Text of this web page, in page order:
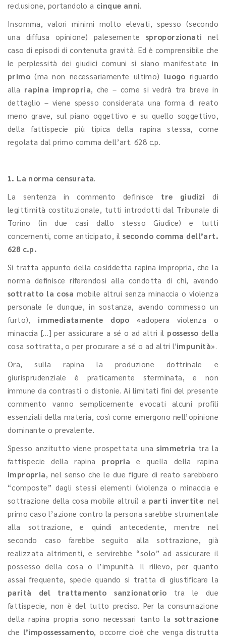
reclusione, portandolo a cinque anni.
Insomma, valori minimi molto elevati, spesso (secondo
una diffusa opinione) palesemente sproporzionati nel
caso di episodi di contenuta gravità. Ed è comprensibile che
le perplessità dei giudici comuni si siano manifestate in
primo(ma non necessariamente ultimo) luogo riguardo
alla rapina impropria, che – come si vedrà tra breve in
dettaglio – viene spesso considerata una forma di reato
meno grave, sul piano oggettivo e su quello soggettivo,
della fattispecie più tipica della rapina stessa, come
regolata dal primo comma dell’art. 628 c.p.
1. La norma censurata.
La sentenza in commento definisce tre giudizidi
legittimità costituzionale, tutti introdotti dal Tribunale di
Torino (in due casi dallo stesso Giudice) e tutti
concernenti, come anticipato, ilsecondo comma dell’art.
628 c.p.
Si tratta appunto della cosiddetta rapina impropria, che la
norma definisce riferendosi alla condotta di chi, avendo
sottratto la cosa mobile altrui senza minaccia o violenza
personale (e dunque, in sostanza, avendo commesso un
furto), immediatamente dopo «adopera violenza o
minaccia […] per assicurare a sé o ad altri il possesso della
cosa sottratta, o per procurare a sé o ad altri l'impunità».
Ora, sulla rapina la produzione dottrinale e
giurisprudenziale è praticamente sterminata, e non
immune da contrasti o distonie. Ai limitati fini del presente
commento vanno semplicemente evocati alcuni profili
essenziali della materia, così come emergono nell’opinione
dominante o prevalente.
Spesso anzitutto viene prospettata unasimmetria tra la
fattispecie della rapina propria e quella della rapina
impropria, nel senso che le due figure di reato sarebbero
“composte” dagli stessi elementi (violenza o minaccia e
sottrazione della cosa mobile altrui) a parti invertite: nel
primo caso l’azione contro la persona sarebbe strumentale
alla sottrazione, e quindi antecedente, mentre nel
secondo caso farebbe seguito alla sottrazione, già
realizzata altrimenti, e servirebbe “solo” ad assicurare il
possesso della cosa o l’impunità. Il rilievo, per quanto
assai frequente, specie quando si tratta di giustificare la
parità del trattamento sanzionatorio tra le due
fattispecie, non è del tutto preciso. Per la consumazione
della rapina propria sono necessari tanto la sottrazione
che l’impossessamento, occorre cioè che venga distrutta